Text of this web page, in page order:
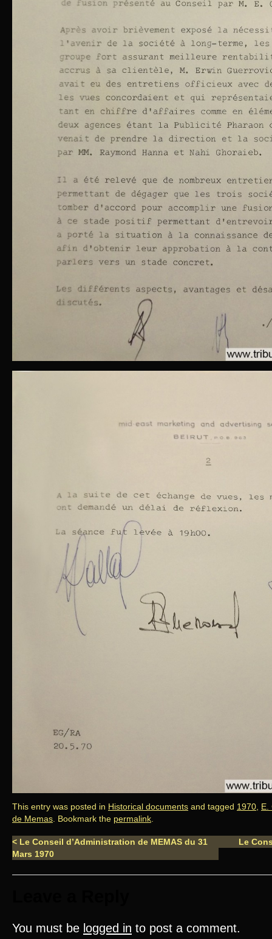
This entry was posted in Historical documents and tagged 1970 E.
de Memas . Bookmark the permalink
< Le Conseil d’Administration de MEMAS du 31
Mars 1970
Le
You must be logged in to post a comment.